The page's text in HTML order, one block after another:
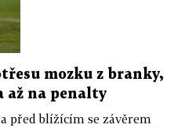
mozku z branky,
až na penalty
před blížícím se závěrem